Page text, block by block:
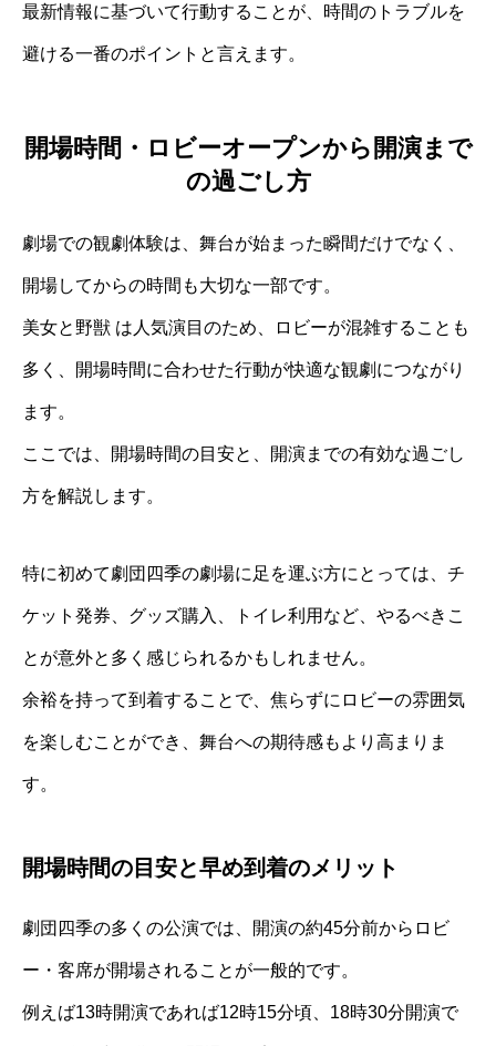
最新情報に基づいて行動することが、時間のトラブルを
避ける一番のポイントと言えます。
開場時間・ロビーオープンから開演まで
の過ごし方
劇場での観劇体験は、舞台が始まった瞬間だけでなく、
開場してからの時間も大切な一部です。
美女と野獣 は人気演目のため、ロビーが混雑することも
多く、開場時間に合わせた行動が快適な観劇につながり
ます。
ここでは、開場時間の目安と、開演までの有効な過ごし
方を解説します。
特に初めて劇団四季の劇場に足を運ぶ方にとっては、チ
ケット発券、グッズ購入、トイレ利用など、やるべきこ
とが意外と多く感じられるかもしれません。
余裕を持って到着することで、焦らずにロビーの雰囲気
を楽しむことができ、舞台への期待感もより高まりま
す。
開場時間の目安と早め到着のメリット
劇団四季の多くの公演では、開演の約45分前からロビ
ー・客席が開場されることが一般的です。
例えば13時開演であれば12時15分頃、18時30分開演で